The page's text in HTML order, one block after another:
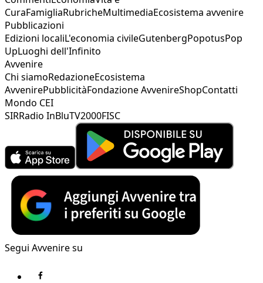
CuraFamigliaRubricheMultimediaEcosistema avvenire
Pubblicazioni
Edizioni localiL'economia civileGutenbergPopotusPop
UpLuoghi dell'Infinito
Avvenire
Chi siamoRedazioneEcosistema
AvvenirePubblicitàFondazione AvvenireShopContatti
Mondo CEI
SIRRadio InBluTV2000FISC
Segui Avvenire su